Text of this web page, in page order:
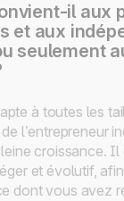
il aux
et aux
seulement
à toutes les
l’entrepreneur
croissance. Il
et évolutif,
dont vous avez